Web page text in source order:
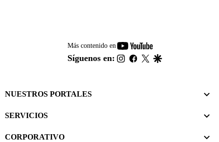
Más contenido en
youtube-
footer
Síguenos en: instagram
facebook
twitter
NUESTROS PORTALES
SERVICIOS
CORPORATIVO